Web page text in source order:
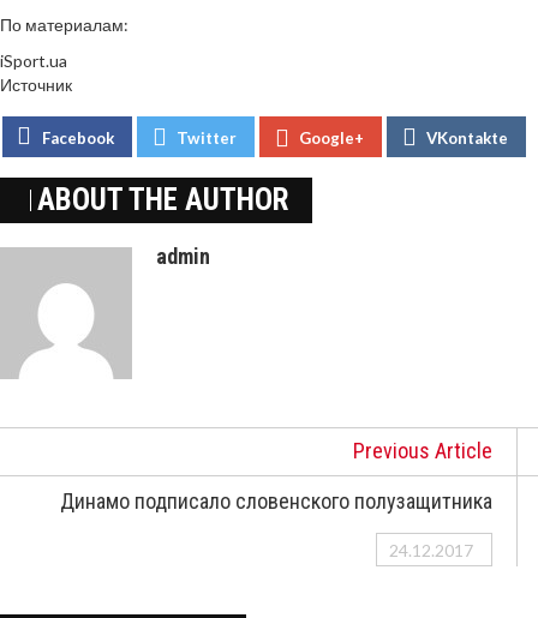
По материалам:
iSport.ua
Источник
Facebook Twitter Google+ VKontakte
ABOUT THE AUTHOR
admin
Previous Article
Динамо подписало словенского полузащитника
24.12.2017